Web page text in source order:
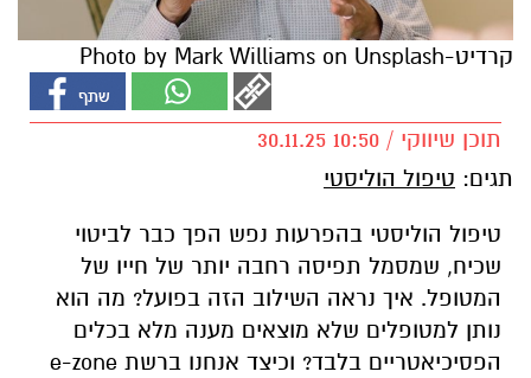
קרדיט-Photo by Mark Williams on Unsplash
תוכן שיווקי / 10:50 30.11.25
תגים: טיפול הוליסטי
טיפול הוליסטי בהפרעות נפש הפך כבר לביטוי
שכיח, שמסמל תפיסה רחבה יותר של חייו של
המטופל. איך נראה השילוב הזה בפועל? מה הוא
נותן למטופלים שלא מוצאים מענה מלא בכלים
הפסיכיאטריים בלבד? וכיצד אנחנו ברשת e-zone